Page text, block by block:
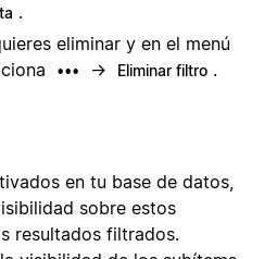
.
eliminar y en el menú
••• → Eliminar filtro .
en tu base de datos,
sobre estos
resultados filtrados.